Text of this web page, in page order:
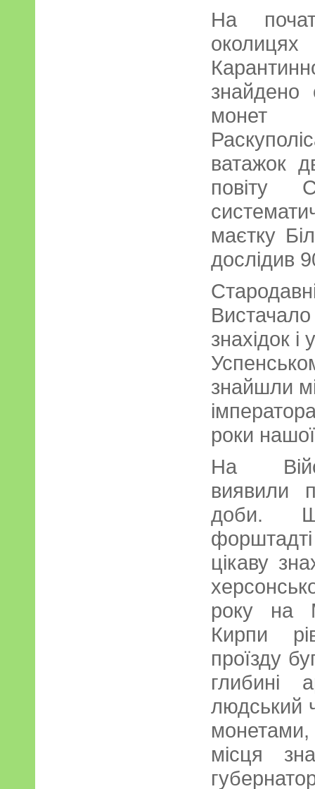
На
монет
ватажок
повіту
маєтку
дослідив
Вистачало
знахідок
знайшли
роки
На
виявили
доби.
цікаву
року на
Кирпи
проїзду
глибині
людський
місця